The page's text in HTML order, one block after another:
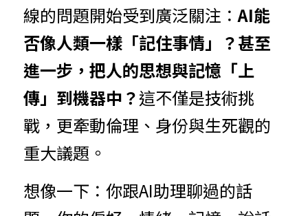
線的問題開始受到廣泛關注：AI能
否像人類一樣「記住事情」？甚至
進一步，把人的思想與記憶「上
傳」到機器中？這不僅是技術挑
戰，更牽動倫理、身份與生死觀的
重大議題。
想像一下：你跟AI助理聊過的話